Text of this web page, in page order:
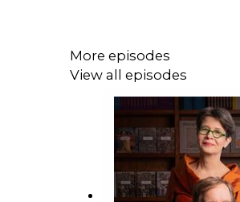
More episodes
View all episodes